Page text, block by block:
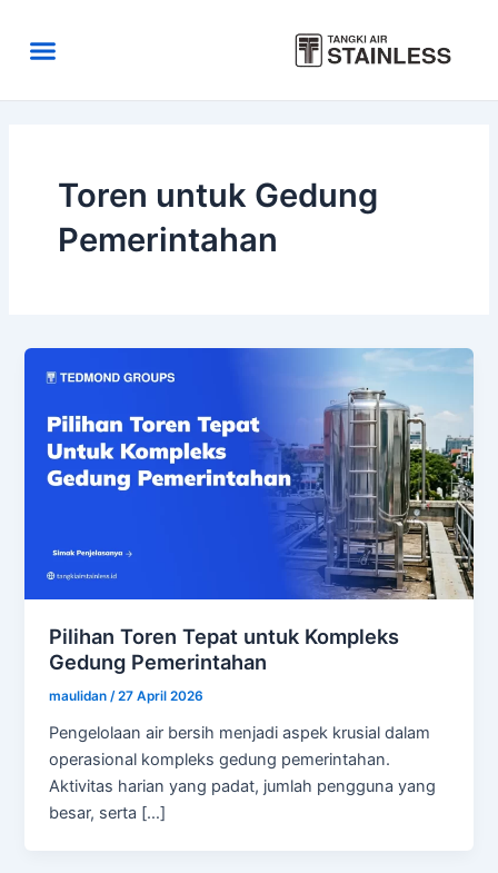
contentMenu
Toren untuk Gedung
Pemerintahan
Pilihan Toren Tepat untuk Kompleks
Gedung Pemerintahan
maulidan/27 April 2026
Pengelolaan air bersih menjadi aspek krusial dalam
operasional kompleks gedung pemerintahan.
Aktivitas harian yang padat, jumlah pengguna yang
besar, serta […]